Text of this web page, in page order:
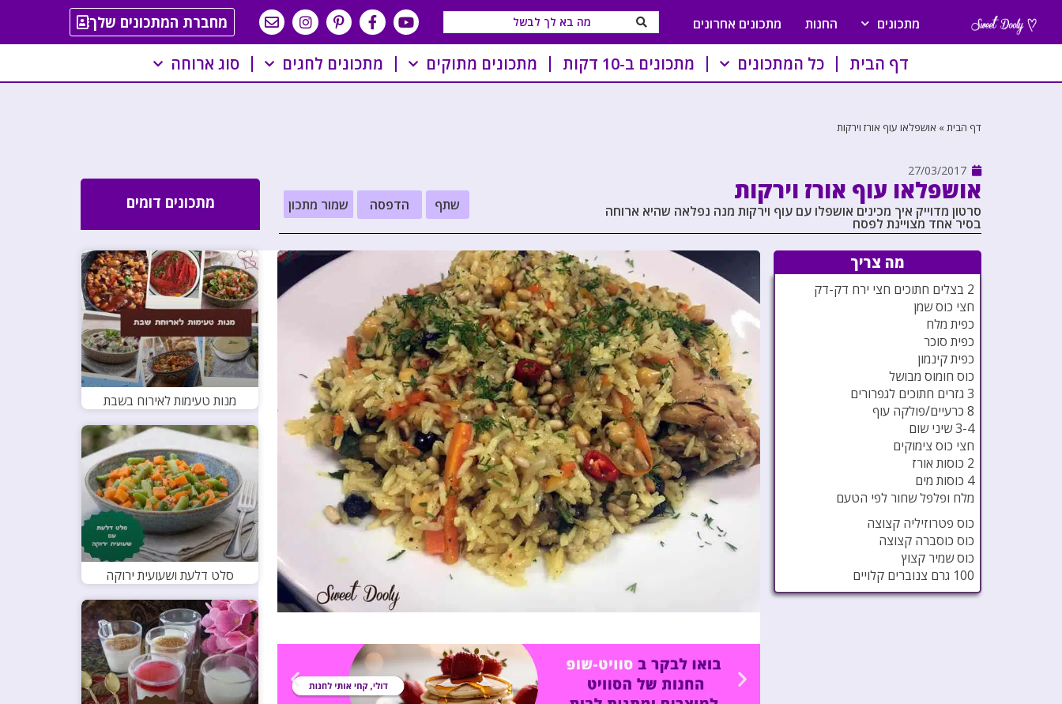
מתכונים החנות מתכונים אחרונים מחברת המתכונים שלך
דף הבית כל המתכונים מתכונים ב-10 דקות מתכונים מתוקים מתכונים לחגים סוג ארוחה
דף הבית» אושפלאו עוף אורז וירקות
27/03/2017
אושפלאו עוף אורז וירקות
סרטון מדוייק איך מכינים אושפלו עם עוף וירקות מנה נפלאה שהיא ארוחה
בסיר אחד מצויינת לפסח
שתף הדפסה שמור מתכון מתכונים דומים
מה צריך
2 בצלים חתוכים חצי ירח דק-דק
חצי כוס שמן
כפית מלח
כפית סוכר
כפית קינמון
כוס חומוס מבושל
3 גזרים חתוכים לגפרורים
8 כרעיים/פולקה עוף
3-4 שיני שום
חצי כוס צימוקים
2 כוסות אורז
4 כוסות מים
מלח ופלפל שחור לפי הטעם
כוס פטרוזיליה קצוצה
כוס כוסברה קצוצה
כוס שמיר קצוץ
100 גרם צנוברים קלויים
מנות טעימות לאירוח בשבת
סלט דלעת ושעועית ירוקה